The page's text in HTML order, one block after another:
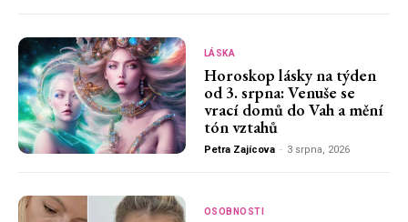
LÁSKA
Horoskop lásky na týden
od 3. srpna: Venuše se
vrací domů do Vah a mění
tón vztahů
Petra Zajícova - 3 srpna, 2026
OSOBNOSTI